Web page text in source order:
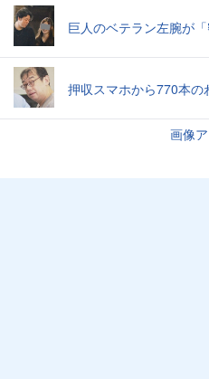
巨人のベテラン左腕が
画像